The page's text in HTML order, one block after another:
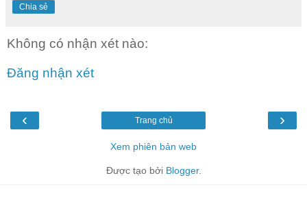
Chia sẻ
Không có nhận xét nào:
Đăng nhận xét
‹ ›
Trang chủ
Xem phiên bản web
Được tạo bởi Blogger.